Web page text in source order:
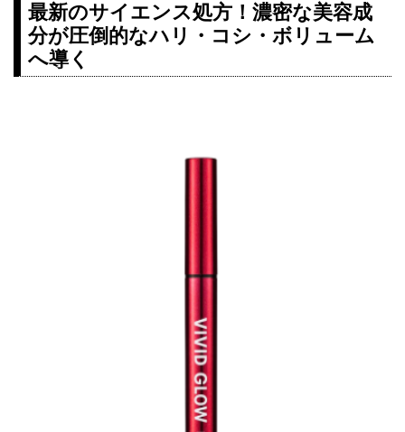
最新のサイエンス処方！濃密な美容成
分が圧倒的なハリ・コシ・ボリューム
へ導く